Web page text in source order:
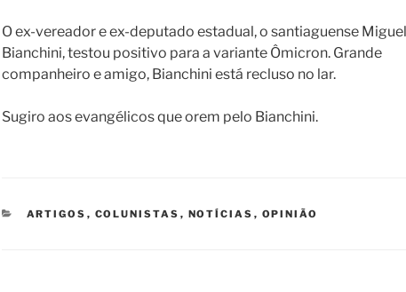
O ex-vereador e ex-deputado estadual, o santiaguense Miguel
Bianchini, testou positivo para a variante Ômicron. Grande
companheiro e amigo, Bianchini está recluso no lar.
Sugiro aos evangélicos que orem pelo Bianchini.
CATEGORIAS
ARTIGOS , COLUNISTAS , NOTÍCIAS , OPINIÃO